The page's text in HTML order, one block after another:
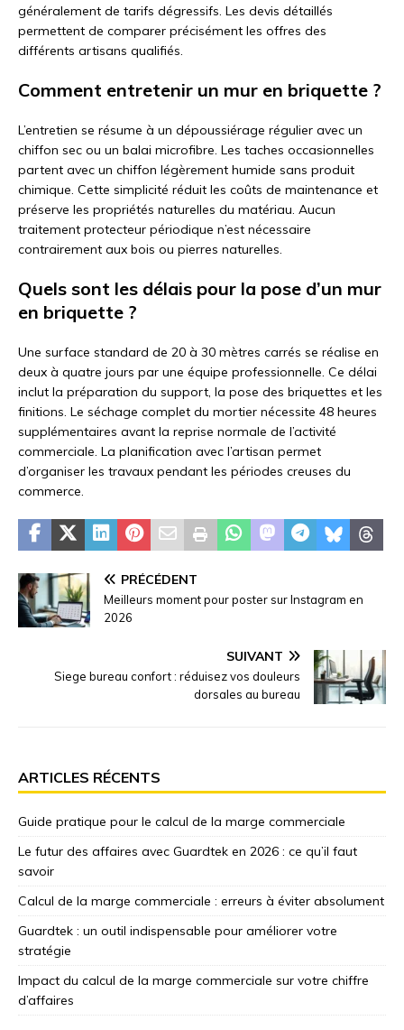
généralement de tarifs dégressifs. Les devis détaillés
permettent de comparer précisément les offres des
différents artisans qualifiés.
Comment entretenir un mur en briquette ?
L’entretien se résume à un dépoussiérage régulier avec un
chiffon sec ou un balai microfibre. Les taches occasionnelles
partent avec un chiffon légèrement humide sans produit
chimique. Cette simplicité réduit les coûts de maintenance et
préserve les propriétés naturelles du matériau. Aucun
traitement protecteur périodique n’est nécessaire
contrairement aux bois ou pierres naturelles.
Quels sont les délais pour la pose d’un mur
en briquette ?
Une surface standard de 20 à 30 mètres carrés se réalise en
deux à quatre jours par une équipe professionnelle. Ce délai
inclut la préparation du support, la pose des briquettes et les
finitions. Le séchage complet du mortier nécessite 48 heures
supplémentaires avant la reprise normale de l’activité
commerciale. La planification avec l’artisan permet
d’organiser les travaux pendant les périodes creuses du
commerce.
PRÉCÉDENT
Meilleurs moment pour poster sur Instagram en
2026
SUIVANT
Siege bureau confort : réduisez vos douleurs
dorsales au bureau
ARTICLES RÉCENTS
Guide pratique pour le calcul de la marge commerciale
Le futur des affaires avec Guardtek en 2026 : ce qu’il faut
savoir
Calcul de la marge commerciale : erreurs à éviter absolument
Guardtek : un outil indispensable pour améliorer votre
stratégie
Impact du calcul de la marge commerciale sur votre chiffre
d’affaires